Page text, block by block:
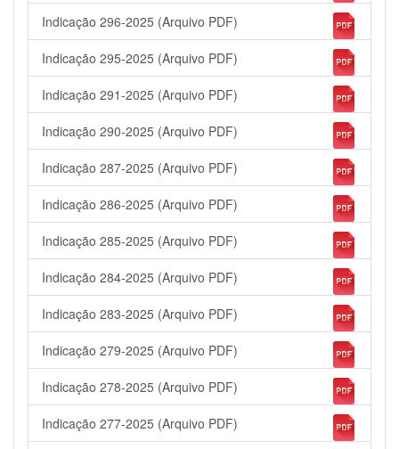
Indicação 296-2025 (Arquivo PDF)
Indicação 295-2025 (Arquivo PDF)
Indicação 291-2025 (Arquivo PDF)
Indicação 290-2025 (Arquivo PDF)
Indicação 287-2025 (Arquivo PDF)
Indicação 286-2025 (Arquivo PDF)
Indicação 285-2025 (Arquivo PDF)
Indicação 284-2025 (Arquivo PDF)
Indicação 283-2025 (Arquivo PDF)
Indicação 279-2025 (Arquivo PDF)
Indicação 278-2025 (Arquivo PDF)
Indicação 277-2025 (Arquivo PDF)